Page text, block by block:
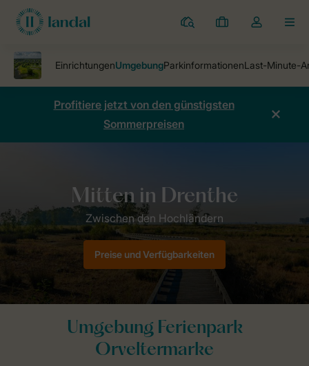
Ferienparks
Meine
Dropdown-
öffnen
Profitiere jetzt von den günstigsten
Sommerpreisen
Preise und Verfügbarkeiten
Umgebung Ferienpark
Orveltermarke